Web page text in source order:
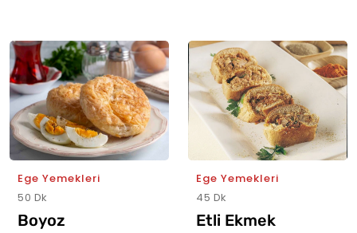
Ege Yemekleri
50 Dk
Boyoz
Ege Yemekleri
45 Dk
Etli Ekmek